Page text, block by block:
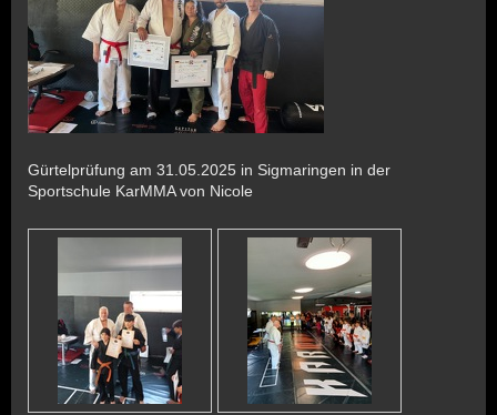
Gürtelprüfung am 31.05.2025 in Sigmaringen in der
Sportschule KarMMA von Nicole